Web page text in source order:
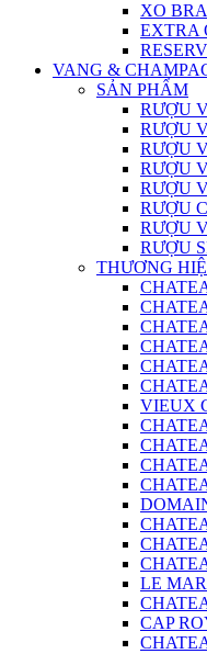
XO
EXTRA
VANG &
SẢN PHẨM
RƯỢU
RƯỢU
RƯỢU
RƯỢU
RƯỢU
RƯỢU
RƯỢU
RƯỢU
THƯƠNG
VIEUX
LE
CAP